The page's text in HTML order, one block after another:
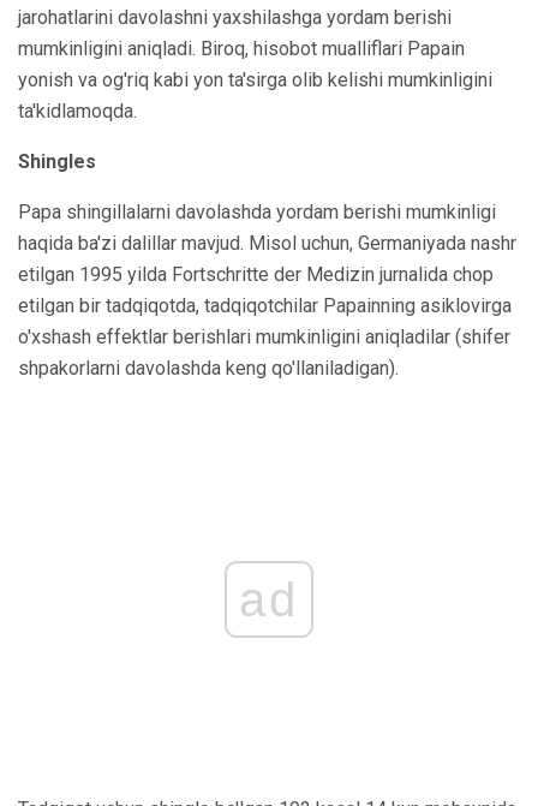
jarohatlarini davolashni yaxshilashga yordam berishi
mumkinligini aniqladi. Biroq, hisobot mualliflari Papain
yonish va og'riq kabi yon ta'sirga olib kelishi mumkinligini
ta'kidlamoqda.
Shingles
Papa shingillalarni davolashda yordam berishi mumkinligi
haqida ba'zi dalillar mavjud. Misol uchun, Germaniyada nashr
etilgan 1995 yilda Fortschritte der Medizin jurnalida chop
etilgan bir tadqiqotda, tadqiqotchilar Papainning asiklovirga
o'xshash effektlar berishlari mumkinligini aniqladilar (shifer
shpakorlarni davolashda keng qo'llaniladigan).
ad